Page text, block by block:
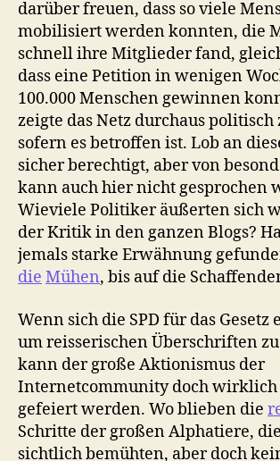
darüber freuen, dass so viele
mobilisiert werden konnten, die
schnell ihre Mitglieder fand,
dass eine Petition in wenigen
100.000 Menschen gewinnen
zeigte das Netz durchaus politisch
sofern es betroffen ist. Lob an
sicher berechtigt, aber von
kann auch hier nicht gesprochen
Wieviele Politiker äußerten sich
der Kritik in den ganzen Blogs?
jemals starke Erwähnung
die Mühen, bis auf die
Wenn sich die SPD für das Gesetz
um reisserischen Überschriften
kann der große Aktionismus der
Internetcommunity doch
gefeiert werden. Wo blieben die
Schritte der großen Alphatiere,
sichtlich bemühten, aber doch